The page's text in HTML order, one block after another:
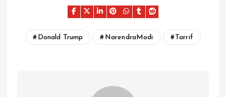
Donald Trump NarendraModi Tarrif